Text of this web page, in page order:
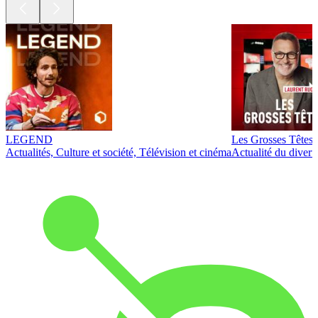
LEGEND
Actualités, Culture et société, Télévision et cinéma
Les Grosses Têtes
Actualité du